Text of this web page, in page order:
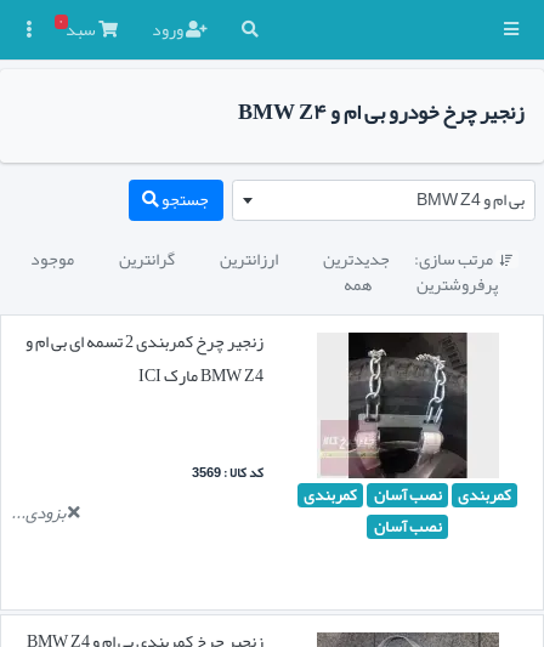
ورود سبد۰
زنجیر چرخ خودرو بی ام و BMW Z۴
بی ام و BMW Z4 جستجو
 مرتب سازی: جدیدترین ارزانترین گرانترین موجود
پرفروشترین همه
کمربندی نصب آسان کمربندی
نصب آسان
زنجیر چرخ کمربندی 2 تسمه ای بی ام و
BMW Z4 مارک ICI
کد کالا : 3569
بزودی...